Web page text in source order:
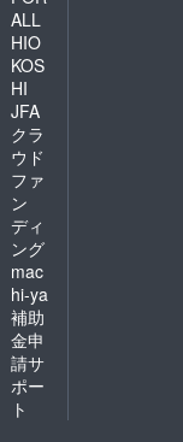
ALL
HIO
KOS
HI
JFA
クラ
ウド
ファ
ン
ディ
ング
mac
hi-ya
補助
金申
請サ
ポー
ト